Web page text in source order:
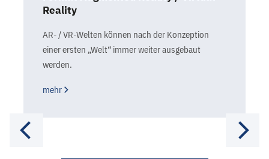
Reality
AR- / VR-Welten können nach der Konzeption
einer ersten „Welt“ immer weiter ausgebaut
werden.
mehr